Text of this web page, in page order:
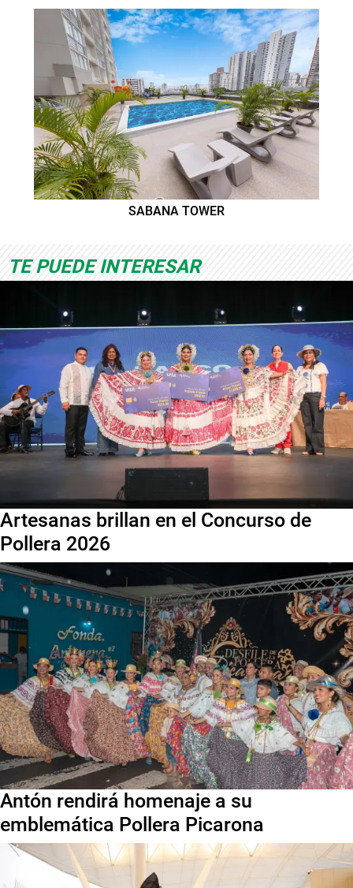
SABANA TOWER
TE PUEDE INTERESAR
Artesanas brillan en el Concurso de
Pollera 2026
Antón rendirá homenaje a su
emblemática Pollera Picarona